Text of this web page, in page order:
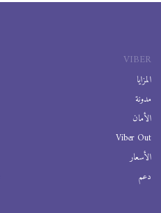
VIBER
المزايا
مدونة
الأمان
Viber Out
الأسعار
دعم